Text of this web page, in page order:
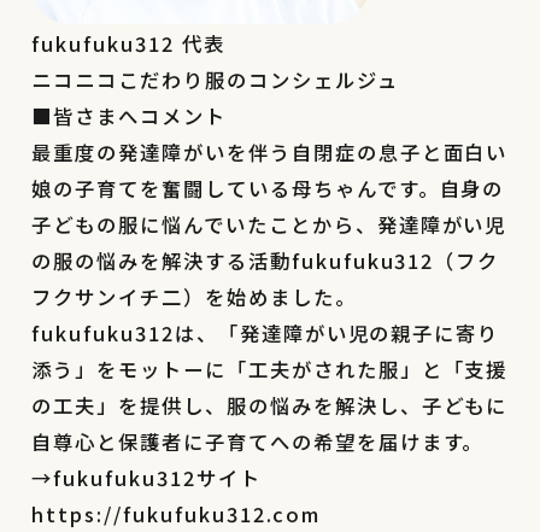
fukufuku312 代表
ニコニコこだわり服のコンシェルジュ
■皆さまへコメント
最重度の発達障がいを伴う自閉症の息子と面白い
娘の子育てを奮闘している母ちゃんです。自身の
子どもの服に悩んでいたことから、発達障がい児
の服の悩みを解決する活動fukufuku312（フク
フクサンイチ二）を始めました。
fukufuku312は、「発達障がい児の親子に寄り
添う」をモットーに「工夫がされた服」と「支援
の工夫」を提供し、服の悩みを解決し、子どもに
自尊心と保護者に子育てへの希望を届けます。
→fukufuku312サイト
https://fukufuku312.com